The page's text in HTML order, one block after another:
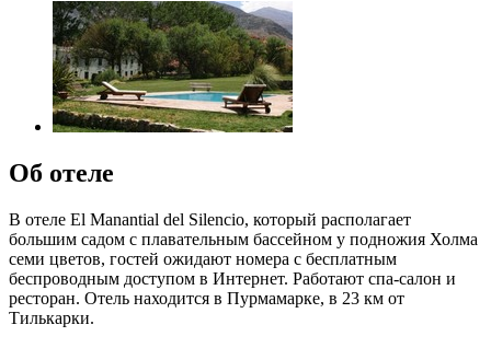
Об отеле
В отеле El Manantial del Silencio, который располагает
большим садом с плавательным бассейном у подножия Холма
семи цветов, гостей ожидают номера с бесплатным
беспроводным доступом в Интернет. Работают спа-салон и
ресторан. Отель находится в Пурмамарке, в 23 км от
Тилькарки.